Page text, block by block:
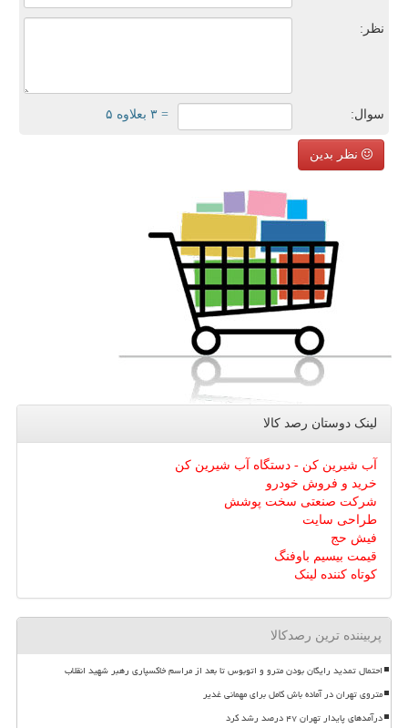
نظر:
سوال: = ۳ بعلاوه ۵
نظر بدین
لینک دوستان رصد كالا
آب شیرین کن - دستگاه آب شیرین کن
خرید و فروش خودرو
شرکت صنعتی سخت پوشش
طراحی سایت
فیش حج
قیمت بیسیم باوفنگ
کوتاه کننده لینک
پربیننده ترین رصدکالا
احتمال تمدید رایگان بودن مترو و اتوبوس تا بعد از مراسم خاکسپاری رهبر شهید انقلاب
متروی تهران در آماده باش کامل برای مهمانی غدیر
درآمدهای پایدار تهران ۴۷ درصد رشد کرد